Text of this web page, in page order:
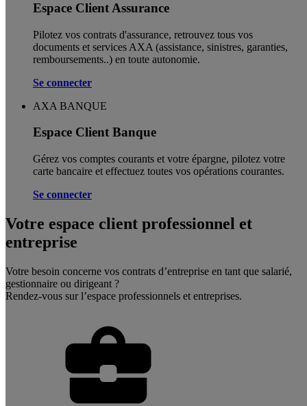
Espace Client Assurance
Pilotez vos contrats d'assurance, retrouvez tous vos
documents et services AXA (assistance, sinistres, garanties,
remboursements..) en toute autonomie. ​
Se connecter
AXA BANQUE
Espace Client Banque
Gérez vos comptes courants et votre épargne, pilotez votre
carte bancaire et effectuez toutes vos opérations courantes.
Se connecter
Votre espace client professionnel et
entreprise
Votre besoin concerne vos contrats d’entreprise en tant que salarié,
gestionnaire ou dirigeant ?
Rendez-vous sur l’espace professionnels et entreprises.